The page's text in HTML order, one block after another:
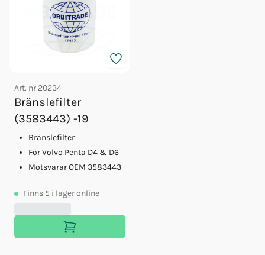
Art. nr 20234
Bränslefilter
(3583443) -19
Bränslefilter
För Volvo Penta D4 & D6
Motsvarar OEM 3583443
Finns 5 i lager online